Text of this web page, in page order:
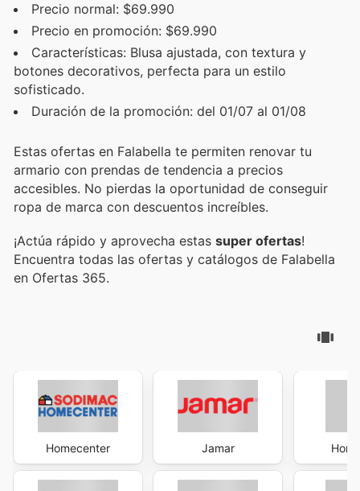
Precio normal: $69.990
Precio en promoción: $69.990
Características: Blusa ajustada, con textura y
botones decorativos, perfecta para un estilo
sofisticado.
Duración de la promoción: del 01/07 al 01/08
Estas ofertas en Falabella te permiten renovar tu
armario con prendas de tendencia a precios
accesibles. No pierdas la oportunidad de conseguir
ropa de marca con descuentos increíbles.
¡Actúa rápido y aprovecha estas super ofertas!
Encuentra todas las ofertas y catálogos de Falabella
en Ofertas 365.
Homecenter Jamar